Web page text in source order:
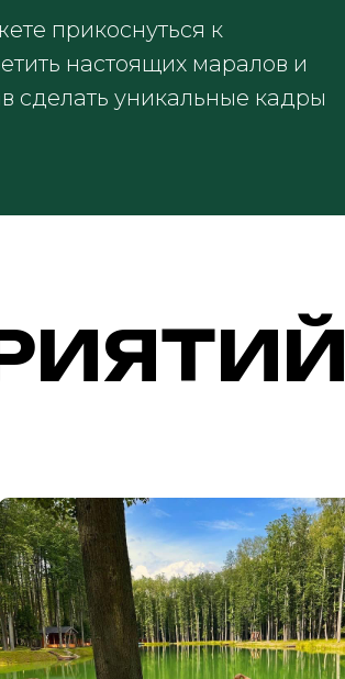
прикоснуться к
настоящих маралов и
сделать уникальные кадры